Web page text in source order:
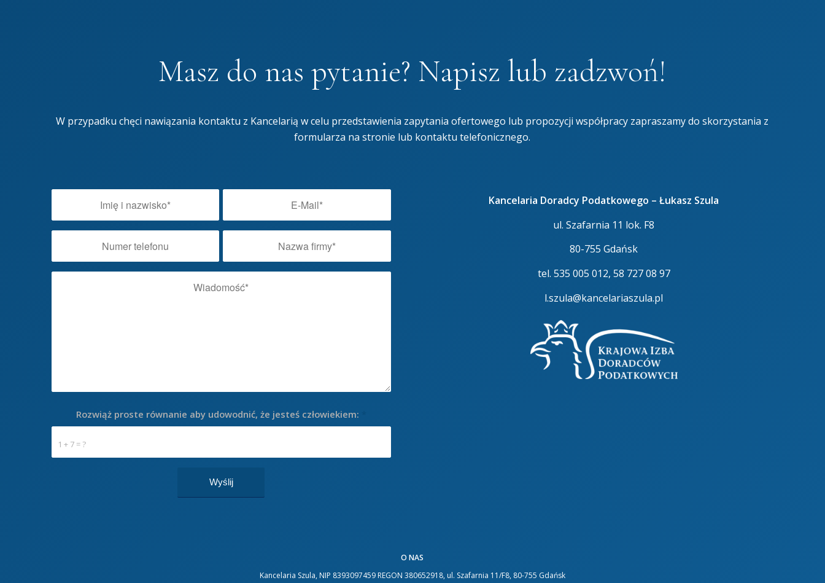
Masz do nas pytanie? Napisz lub zadzwoń!
W przypadku chęci nawiązania kontaktu z Kancelarią w celu przedstawienia zapytania ofertowego lub propozycji współpracy zapraszamy do skorzystania z
formularza na stronie lub kontaktu telefonicznego.
1 + 7 = ?
Rozwiąż proste równanie aby udowodnić, że jesteś człowiekiem:
Kancelaria Doradcy Podatkowego – Łukasz Szula
ul. Szafarnia 11 lok. F8
80-755 Gdańsk
tel. 535 005 012, 58 727 08 97
l.szula@kancelariaszula.pl
O NAS
Kancelaria Szula, NIP 8393097459 REGON 380652918, ul. Szafarnia 11/F8, 80-755 Gdańsk